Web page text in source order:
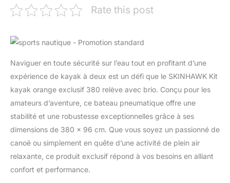
Rate this post
Naviguer en toute sécurité sur l’eau tout en profitant d’une
expérience de kayak à deux est un défi que le SKINHAWK Kit
kayak orange exclusif 380 relève avec brio. Conçu pour les
amateurs d’aventure, ce bateau pneumatique offre une
stabilité et une robustesse exceptionnelles grâce à ses
dimensions de 380 x 96 cm. Que vous soyez un passionné de
canoë ou simplement en quête d’une activité de plein air
relaxante, ce produit exclusif répond à vos besoins en alliant
confort et performance.